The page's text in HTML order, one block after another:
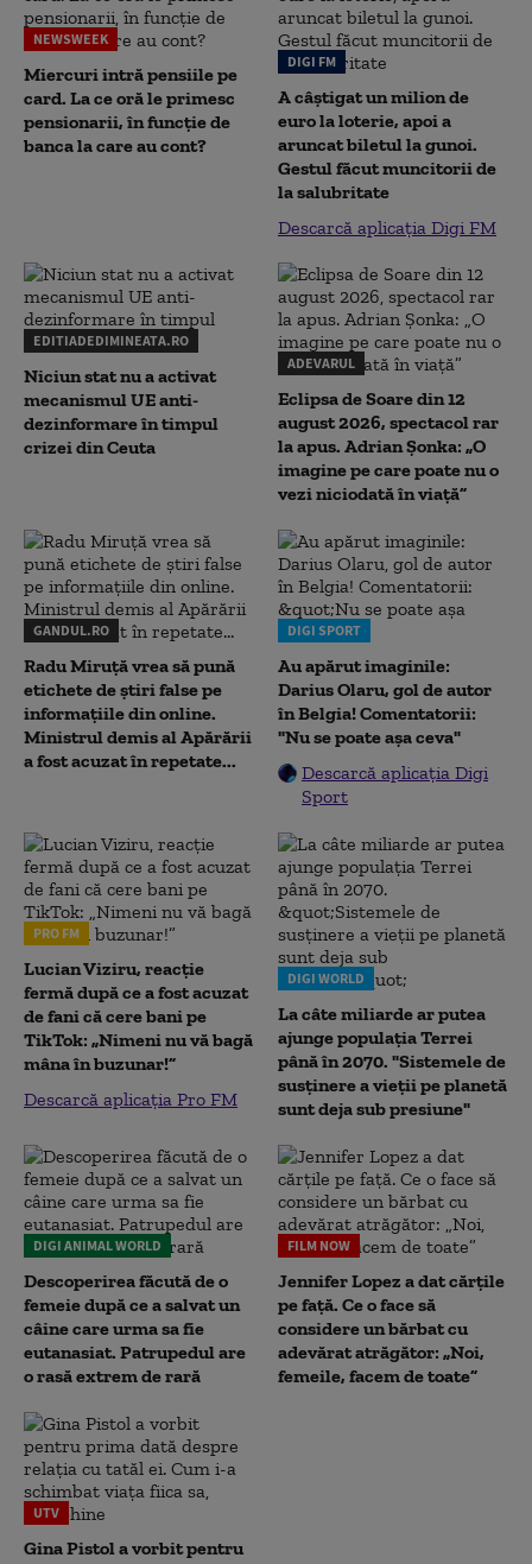
NEWSWEEK
Miercuri intră pensiile pe
card. La ce oră le primesc
pensionarii, în funcție de
banca la care au cont?
DIGI FM
A câștigat un milion de
euro la loterie, apoi a
aruncat biletul la gunoi.
Gestul făcut muncitorii de
la salubritate
Descarcă aplicația Digi FM
EDITIADEDIMINEATA.RO
Niciun stat nu a activat
mecanismul UE anti-
dezinformare în timpul
crizei din Ceuta
ADEVARUL
Eclipsa de Soare din 12
august 2026, spectacol rar
la apus. Adrian Șonka: „O
imagine pe care poate nu o
vezi niciodată în viață”
GANDUL.RO
Radu Miruţă vrea să pună
etichete de știri false pe
informațiile din online.
Ministrul demis al Apărării
a fost acuzat în repetate...
DIGI SPORT
Au apărut imaginile:
Darius Olaru, gol de autor
în Belgia! Comentatorii:
"Nu se poate așa ceva"
Descarcă aplicația Digi
Sport
PRO FM
Lucian Viziru, reacție
fermă după ce a fost acuzat
de fani că cere bani pe
TikTok: „Nimeni nu vă bagă
mâna în buzunar!”
Descarcă aplicația Pro FM
DIGI WORLD
La câte miliarde ar putea
ajunge populația Terrei
până în 2070. "Sistemele de
susținere a vieții pe planetă
sunt deja sub presiune"
DIGI ANIMAL WORLD
Descoperirea făcută de o
femeie după ce a salvat un
câine care urma sa fie
eutanasiat. Patrupedul are
o rasă extrem de rară
FILM NOW
Jennifer Lopez a dat cărțile
pe față. Ce o face să
considere un bărbat cu
adevărat atrăgător: „Noi,
femeile, facem de toate”
UTV
Gina Pistol a vorbit pentru